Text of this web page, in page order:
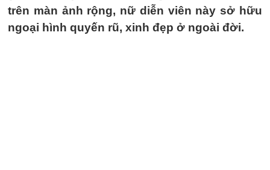
trên màn ảnh rộng, nữ diễn viên này sở hữu
ngoại hình quyến rũ, xinh đẹp ở ngoài đời.